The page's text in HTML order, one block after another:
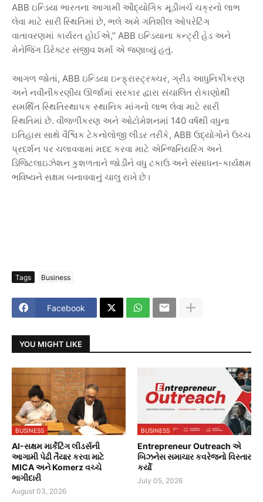
ABB ઇન્ડિયા ભારતના આગામી ઔદ્યોગિક મૂડીખર્ચ ચક્રનો લાભ
લેવા માટે સારી સ્થિતિમાં છે, ભલે અમે ગતિશીલ ઓપરેટિંગ
વાતાવરણમાં કાર્યરત હોઈએ,” ABB ઇન્ડિયાના કન્ટ્રી હેડ અને
મેનેજિંગ ડિરેક્ટર સંજીવ શર્મા એ જણાવ્યું હતું.
આગળ જોતાં, ABB ઇન્ડિયા ઇન્ફ્રાસ્ટ્રક્ચર, ગ્રીડ આધુનિકીકરણ
અને નવીનીકરણીય ઊર્જામાં સરકાર દ્વારા સંચાલિત રોકાણોથી
સમર્થિત સ્થિતિસ્થાપક સ્થાનિક માંગનો લાભ લેવા માટે સારી
સ્થિતિમાં છે. વીજળીકરણ અને ઓટોમેશનમાં 140 વર્ષથી વધુના
ઇતિહાસ સાથે વૈશ્વિક ટેકનોલોજી લીડર તરીકે, ABB ઉદ્યોગોને ઉચ્ચ
પ્રદર્શન પર ચલાવવામાં મદદ કરવા માટે એન્જિનિયરિંગ અને
ડિજિટલાઇઝેશન કુશળતાને જોડીને વધુ ટકાઉ અને સંસાધન-કાર્યક્ષમ
ભવિષ્યને સક્ષમ બનાવવાનું ચાલુ રાખે છે।
Tags Business
Facebook
YOU MIGHT LIKE
BUSINESS
AI-સક્ષમ માર્કેટિંગ લીડર્સની
આગામી પેઢી તૈયાર કરવા માટે
MICA અને Komerz વચ્ચે
ભાગીદારી
August 03, 2026
BUSINESS
Entrepreneur Outreach એ
બિઝનેસ સમાચાર કવરેજનો વિસ્તાર
કર્યો
July 05, 2026